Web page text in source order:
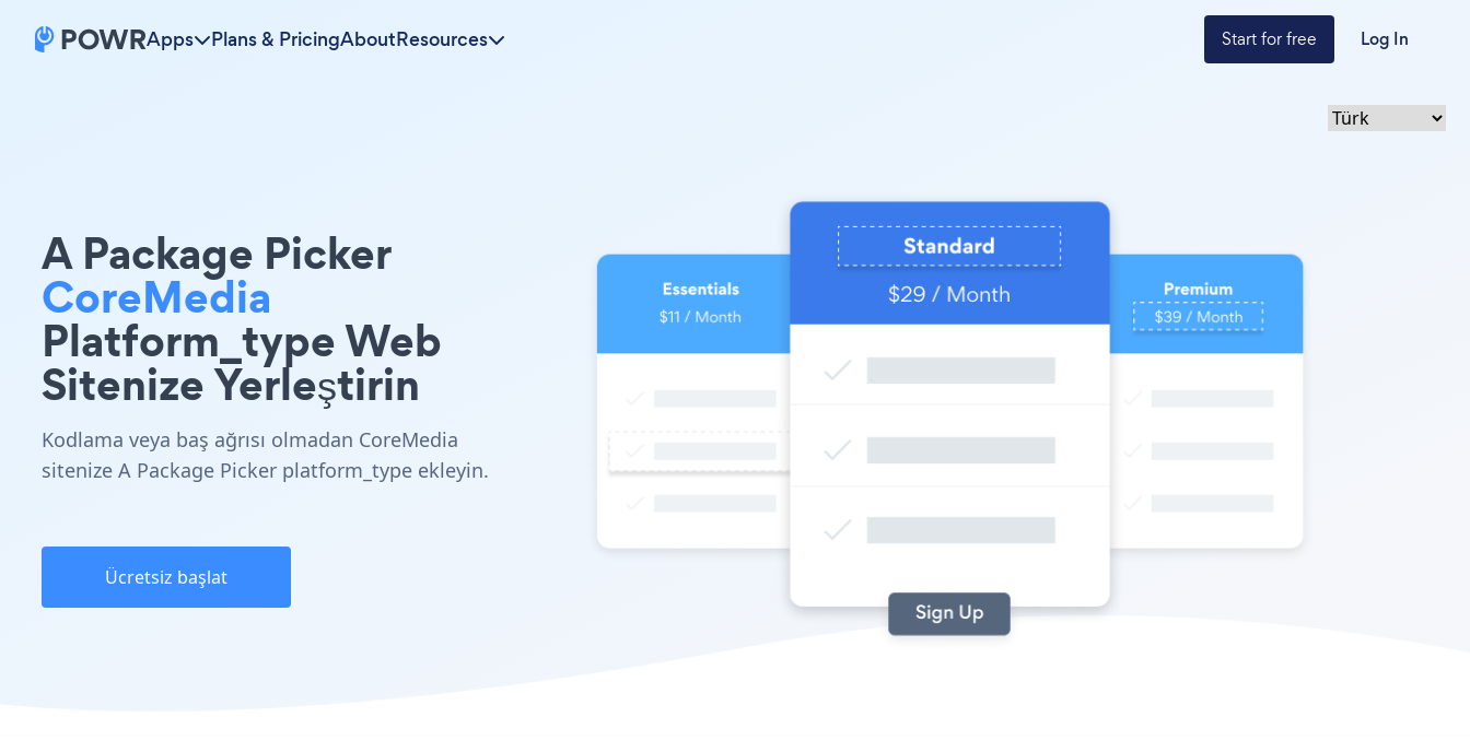
Apps Plans & PricingAboutResources Start for free Log In
A Package Picker
CoreMedia
Platform_type Web
Sitenize Yerleştirin
Kodlama veya baş ağrısı olmadan CoreMedia
sitenize A Package Picker platform_type ekleyin.
Ücretsiz başlat